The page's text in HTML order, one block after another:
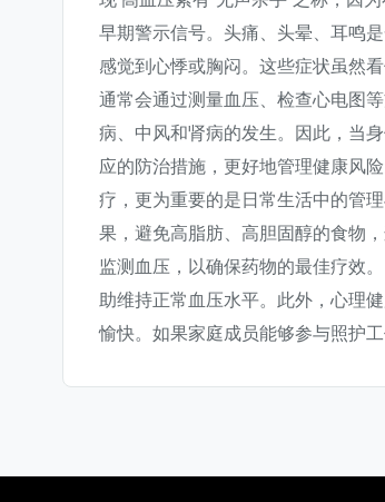
早期警示信号。头痛、头晕、耳鸣
感觉到心悸或胸闷。这些症状虽然
通常会通过测量血压、检查心电图
病、中风和肾病的发生。因此，当
应的防治措施，更好地管理健康风
疗，更为重要的是日常生活中的管
果，避免高脂肪、高胆固醇的食物
监测血压，以确保药物的最佳疗效
助维持正常血压水平。此外，心理
愉快。如果家庭成员能够参与照护